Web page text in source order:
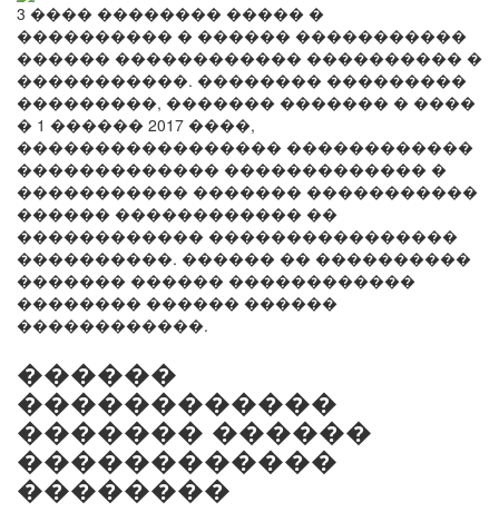
3 ���� �������� ����� �
���������� � ������ �����������
������ ������������ ���������� �
�����������. �������� ���������
���������, ������� ������� � ����
� 1 ������ 2017 ����,
����������������� ������������
������������� ������������� �
����������� ������� �����������
������ ������������ ��
������������ ����������������
����������. ������ �� ����������
������� ������ ������������
�������� ������ ������
������������.
������
������������
������� ������
������������
��������